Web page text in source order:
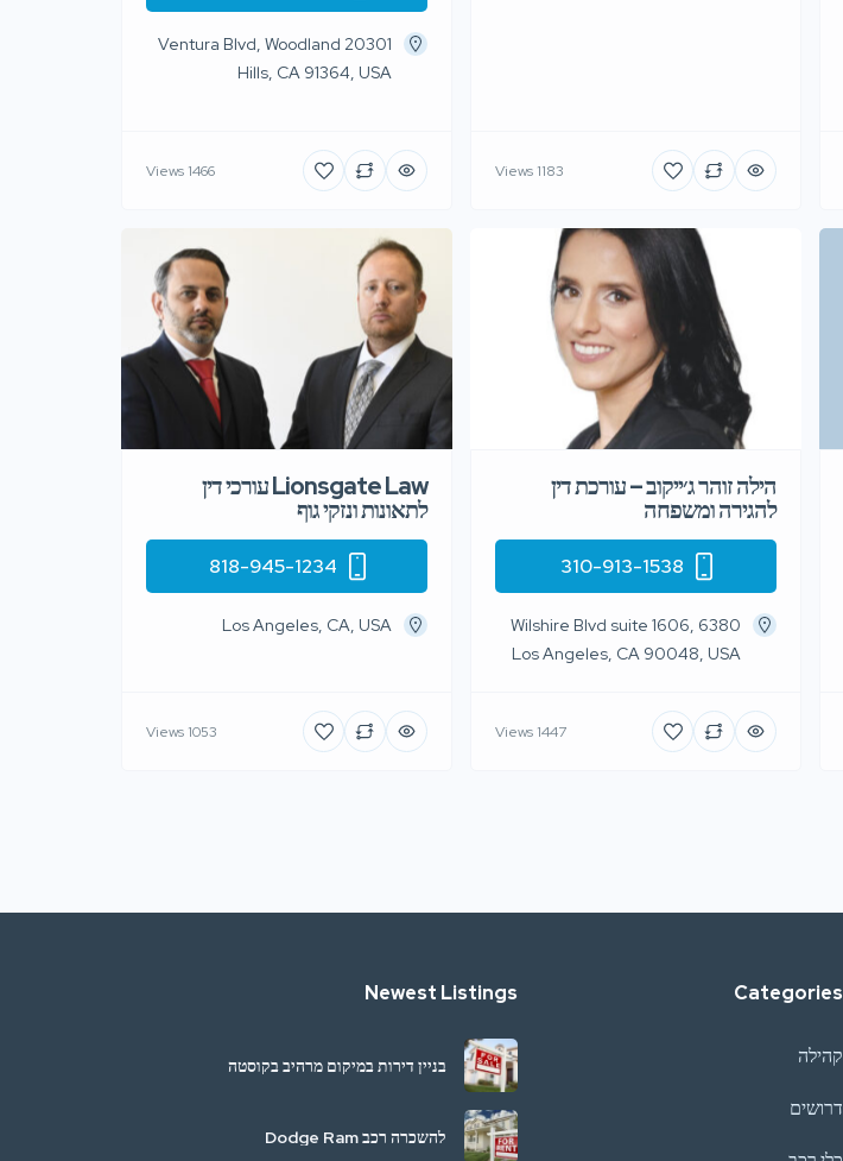
1183 Views
20301 Ventura Blvd, Woodland
Hills, CA 91364, USA
1466 Views
הילה זוהר ג׳ייקוב – עורכת דין
להגירה ומשפחה
310-913-1538
6380 Wilshire Blvd suite 1606,
Los Angeles, CA 90048, USA
1447 Views
Lionsgate Law עורכי דין
לתאונות ונזקי גוף
818-945-1234
Los Angeles, CA, USA
1053 Views
Categories
קהילה
דרושים
Newest Listings
בניין דירות במיקום מרהיב בקוסטה
להשכרה רכב Dodge Ram